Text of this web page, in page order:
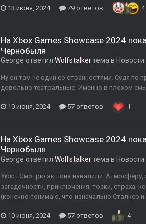
13 июня, 2024 79 ответов 4
На Xbox Games Showcase 2024
Чернобыля
George ответил Wolfstalkerтема в Новости
Ну он там не один со странностями. Судя по
довольно театральные. Именно в плохом
10 июня, 2024 57 ответов 1
На Xbox Games Showcase 2024
Чернобыля
George ответил Wolfstalkerтема в Новости
Уфф...Смотрю экшона навалили. Атмосферу,
загадочности, приключения, тоски, страха,
(конечно понимаю, что изначально Сталкер
10 июня, 2024 57 ответов 4